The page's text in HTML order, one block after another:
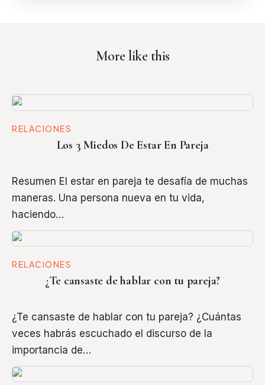
More like this
RELACIONES
Los 3 Miedos De Estar En Pareja
Resumen El estar en pareja te desafía de muchas
maneras. Una persona nueva en tu vida,
haciendo…
RELACIONES
¿Te cansaste de hablar con tu pareja?
¿Te cansaste de hablar con tu pareja? ¿Cuántas
veces habrás escuchado el discurso de la
importancia de…